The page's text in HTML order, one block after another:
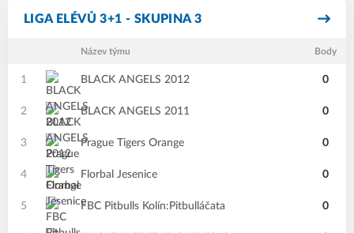
LIGA ELÉVŮ 3+1 - SKUPINA 3
Název týmu Body
1 BLACK ANGELS 2012 0
2 BLACK ANGELS 2011 0
3 Prague Tigers Orange 0
4 Florbal Jesenice 0
5 FBC Pitbulls Kolín:Pitbulláčata 0